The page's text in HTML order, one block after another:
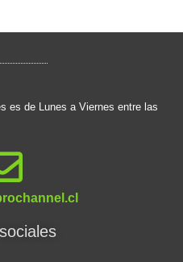
es de Lunes a Viernes entre las